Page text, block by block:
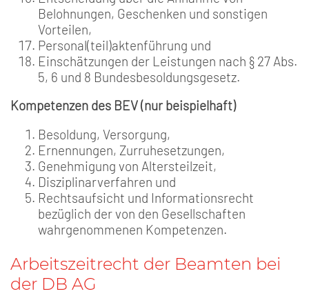
Belohnungen, Geschenken und sonstigen
Vorteilen,
Personal(teil)aktenführung und
Einschätzungen der Leistungen nach § 27 Abs.
5, 6 und 8 Bundesbesoldungsgesetz.
Kompetenzen des BEV (nur beispielhaft)
Besoldung, Versorgung,
Ernennungen, Zurruhesetzungen,
Genehmigung von Altersteilzeit,
Disziplinarverfahren und
Rechtsaufsicht und Informationsrecht
bezüglich der von den Gesellschaften
wahrgenommenen Kompetenzen.
Arbeitszeitrecht der Beamten bei
der DB AG